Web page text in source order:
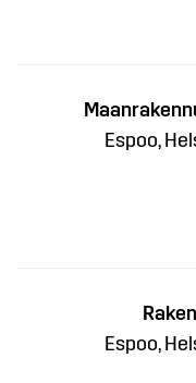
Espoo,
Espoo,